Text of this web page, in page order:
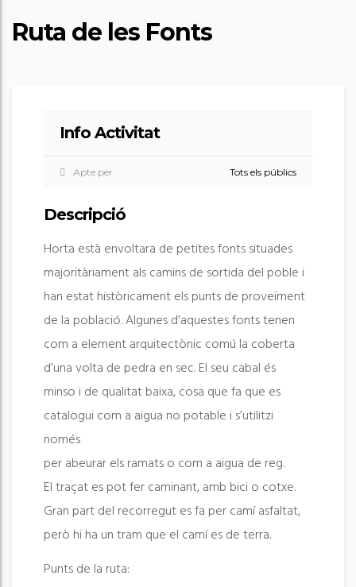
Ruta de les Fonts
Info Activitat
Apte per Tots els públics
Descripció
Horta està envoltara de petites fonts situades
majoritàriament als camins de sortida del poble i
han estat històricament els punts de proveïment
de la població. Algunes d’aquestes fonts tenen
com a element arquitectònic comú la coberta
d’una volta de pedra en sec. El seu cabal és
minso i de qualitat baixa, cosa que fa que es
catalogui com a aigua no potable i s’utilitzi
només
per abeurar els ramats o com a aigua de reg.
El traçat es pot fer caminant, amb bici o cotxe.
Gran part del recorregut es fa per camí asfaltat,
però hi ha un tram que el camí es de terra.
Punts de la ruta: